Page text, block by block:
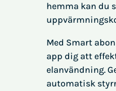
hemma kan du
Med Smart
app dig att
elanvändning.
automatisk